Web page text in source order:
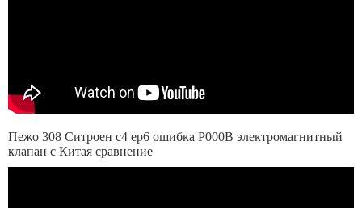
Пежо 308 Ситроен c4 ep6 ошибкa P000B электромагнитный
клапан c Китая сравнение